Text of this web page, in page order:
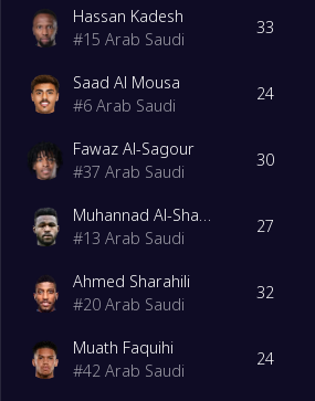
Hassan Kadesh
#15 Arab Saudi
33
Saad Al Mousa
#6 Arab Saudi
24
Fawaz Al-Sagour
#37 Arab Saudi
30
Muhannad Al-Shanqeeti
#13 Arab Saudi
27
Ahmed Sharahili
#20 Arab Saudi
32
Muath Faquihi
#42 Arab Saudi
24